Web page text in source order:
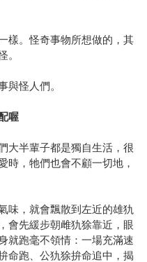
樣。怪奇事物所想做的，其
。
與怪人們。
喔
大半輩子都是獨自生活，很
時，牠們也會不顧一切地，
味，就會飄散到左近的雄犰
會先緩步朝雌犰狳靠近，眼
就跑毫不領情：一場充滿速
命跑、公犰狳拚命追中，揭